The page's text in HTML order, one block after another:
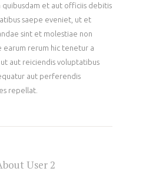
quibusdam et aut officiis debitis
saepe eveniet, ut et
sint et molestiae non
earum rerum hic tenetur a
aut reiciendis voluptatibus
aut perferendis
repellat.
User 2